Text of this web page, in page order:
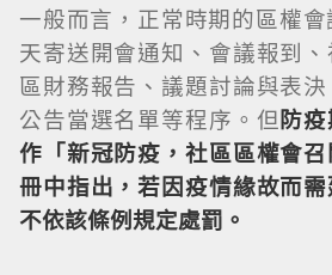
一般而言，正常時期的區權
天寄送開會通知、會議報到
區財務報告、議題討論與表
公告當選名單等程序。但防
作「新冠防疫，社區區權會
冊中指出，若因疫情緣故而
不依該條例規定處罰。